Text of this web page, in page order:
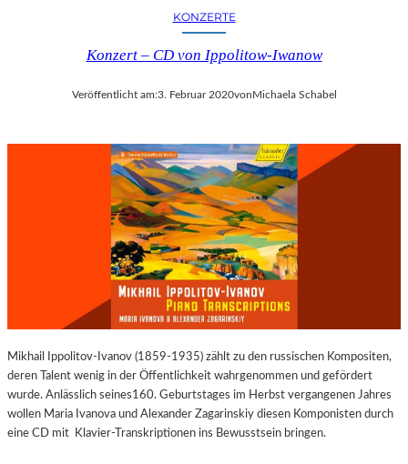
KONZERTE
Konzert – CD von Ippolitow-Iwanow
Veröffentlicht am:3. Februar 2020von Michaela Schabel
Mikhail Ippolitov-Ivanov (1859-1935) zählt zu den russischen Kompositen,
deren Talent wenig in der Öffentlichkeit wahrgenommen und gefördert
wurde. Anlässlich seines160. Geburtstages im Herbst vergangenen Jahres
wollen Maria Ivanova und Alexander Zagarinskiy diesen Komponisten durch
eine CD mit Klavier-Transkriptionen ins Bewusstsein bringen.